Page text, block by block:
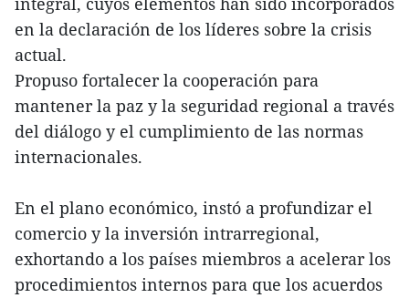
en la declaración de los líderes sobre la crisis
actual.
Propuso fortalecer la cooperación para
mantener la paz y la seguridad regional a través
del diálogo y el cumplimiento de las normas
internacionales.
En el plano económico, instó a profundizar el
comercio y la inversión intrarregional,
exhortando a los países miembros a acelerar los
procedimientos internos para que los acuerdos